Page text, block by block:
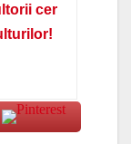
cer